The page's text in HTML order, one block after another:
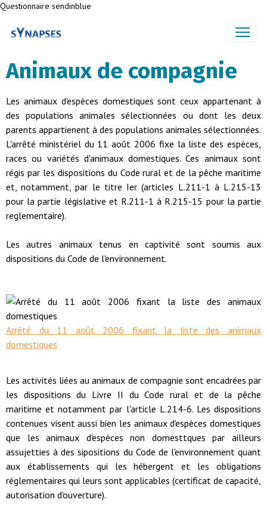
Questionnaire sendinblue
Animaux de compagnie
Les animaux d'espèces domestiques sont ceux appartenant à
des populations animales sélectionnées ou dont les deux
parents appartienent à des populations animales sélectionnées.
L'arrêté ministériel du 11 août 2006 fixe la liste des espèces,
races ou variétés d'animaux domestiques. Ces animaux sont
régis par les dispositions du Code rural et de la pêche maritime
et, notamment, par le titre Ier (articles L.211-1 à L.215-13
pour la partie législative et R.211-1 à R.215-15 pour la partie
reglementaire).
Les autres animaux tenus en captivité sont soumis aux
dispositions du Code de l'environnement.
Arrêté du 11 août 2006 fixant la liste des animaux
domestiques
Les activités liées au animaux de compagnie sont encadrées par
les dispositions du Livre II du Code rural et de la pêche
maritime et notamment par l'article L.214-6. Les dispositions
contenues visent aussi bien les animaux d'espèces domestiques
que les animaux d'espèces non domesttques par ailleurs
assujetties à des sipositions du Code de l'environnement quant
aux établissements qui les hébergent et les obligations
réglementaires qui leurs sont applicables (certificat de capacité,
autorisation d'ouverture).